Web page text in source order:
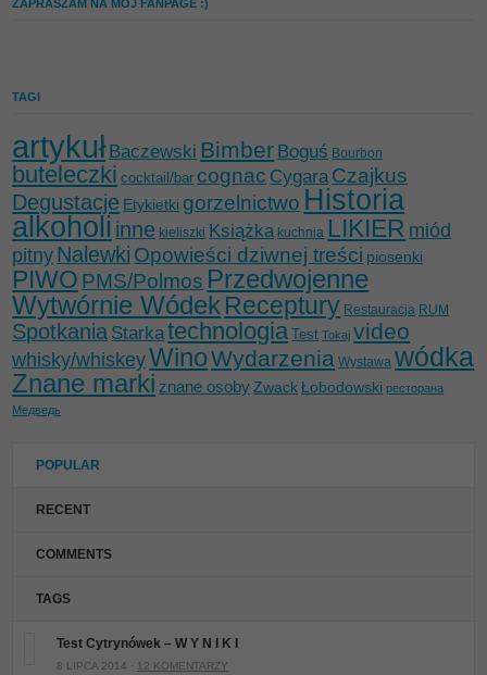
ZAPRASZAM NA MÓJ FANPAGE :)
TAGI
artykułBaczewski Bimber Boguś Bourbon
buteleczki cocktail/bar cognac CygaraCzajkus
Degustacje Etykietki gorzelnictwo Historia
alkoholi inne kieliszki Książka kuchnia LIKIER miód
pitny Nalewki Opowieści dziwnej treści piosenki
PIWO PMS/Polmos Przedwojenne
Wytwórnie WódekReceptury Restauracja RUM
Spotkania Starkatechnologia Test Tokaj video
whisky/whiskeyWinoWydarzenia Wystawa wódka
Znane marki znane osoby Zwack Łobodowski ресторана
Медведь
POPULAR
RECENT
COMMENTS
TAGS
Test Cytrynówek – W Y N I K I
8 LIPCA 2014 · 12 KOMENTARZY